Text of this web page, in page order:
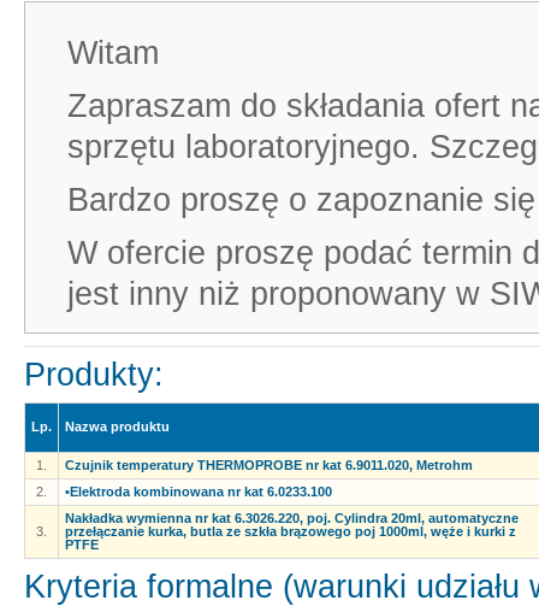
Witam
Zapraszam do składania ofert
sprzętu laboratoryjnego.
Bardzo proszę o zapoznanie
W ofercie proszę podać termin
jest inny niż proponowany w
Produkty:
Lp. Nazwa produktu
1.
Czujnik temperatury THERMOPROBE nr kat 6.9011.020, Metrohm
2.
•Elektroda kombinowana nr kat 6.0233.100
3.
Nakładka wymienna nr kat 6.3026.220, poj. Cylindra 20ml, automatyczne
przełączanie kurka, butla ze szkła brązowego poj 1000ml, węże i kurki z
PTFE
Kryteria formalne (warunki udziału